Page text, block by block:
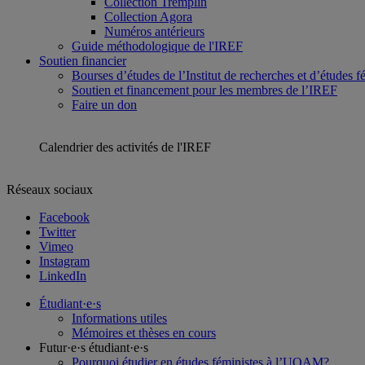
Collection Agora
Numéros antérieurs
Guide méthodologique de l'IREF
Soutien financier
Bourses d’études de l’Institut de recherches et d’études
Soutien et financement pour les membres de l’IREF
Faire un don
Calendrier des activités de l'IREF
Réseaux sociaux
Facebook
Twitter
Vimeo
Instagram
LinkedIn
Étudiant·e·s
Informations utiles
Mémoires et thèses en cours
Futur·e·s étudiant·e·s
Pourquoi étudier en études féministes à l’UQAM?